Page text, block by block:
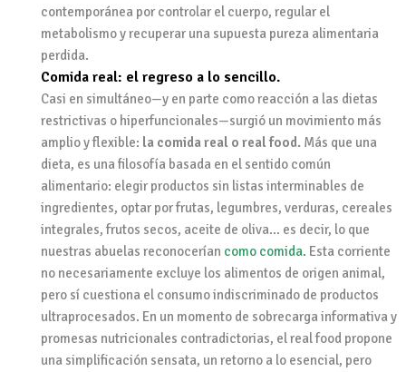
contemporánea por controlar el cuerpo, regular el
metabolismo y recuperar una supuesta pureza alimentaria
perdida.
Comida real: el regreso a lo sencillo.
Casi en simultáneo—y en parte como reacción a las dietas
restrictivas o hiperfuncionales—surgió un movimiento más
amplio y flexible: la comida real o real food.Más que una
dieta, es una filosofía basada en el sentido común
alimentario: elegir productos sin listas interminables de
ingredientes, optar por frutas, legumbres, verduras, cereales
integrales, frutos secos, aceite de oliva… es decir, lo que
nuestras abuelas reconocerían como comida. Esta corriente
no necesariamente excluye los alimentos de origen animal,
pero sí cuestiona el consumo indiscriminado de productos
ultraprocesados. En un momento de sobrecarga informativa y
promesas nutricionales contradictorias, el real food propone
una simplificación sensata, un retorno a lo esencial, pero